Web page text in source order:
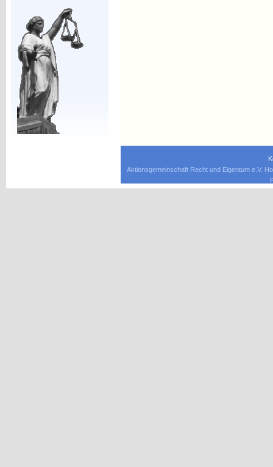
Aktionsgemeinschaft Recht und Eigentum e.V.